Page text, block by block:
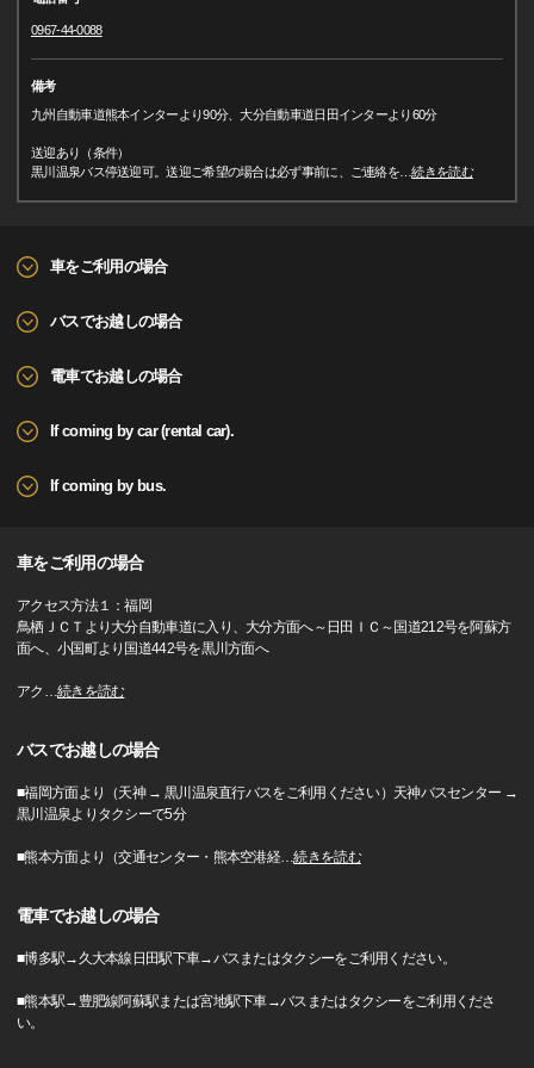
0967-44-0088
備考
九州自動車道熊本インターより90分、大分自動車道日田インターより60分
送迎あり（条件）
黒川温泉バス停送迎可。送迎ご希望の場合は必ず事前に、ご連絡を …続きを読む
車をご利用の場合
バスでお越しの場合
電車でお越しの場合
If coming by car (rental car).
If coming by bus.
車をご利用の場合
アクセス方法１：福岡
鳥栖ＪＣＴより大分自動車道に入り、大分方面へ～日田ＩＣ～国道212号を阿蘇方
面へ、小国町より国道442号を黒川方面へ
アク …続きを読む
バスでお越しの場合
■福岡方面より（天神 → 黒川温泉直行バスをご利用ください）天神バスセンター →
黒川温泉よりタクシーで5分
■熊本方面より（交通センター・熊本空港経…続きを読む
電車でお越しの場合
■博多駅→久大本線日田駅下車→バスまたはタクシーをご利用ください。
■熊本駅→豊肥線阿蘇駅または宮地駅下車→バスまたはタクシーをご利用くださ
い。